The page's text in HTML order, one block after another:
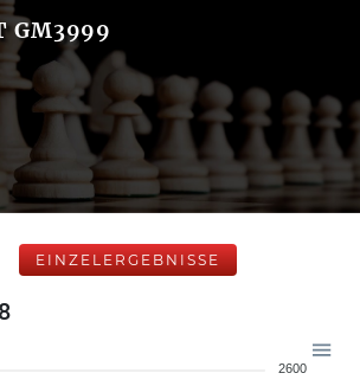
GM3999
EINZELERGEBNISSE
2600